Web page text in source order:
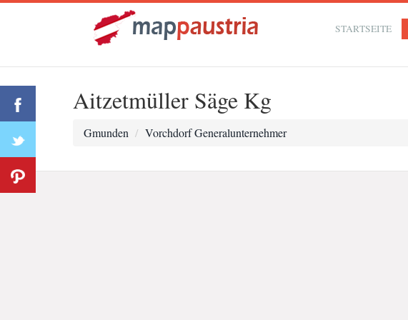
STARTSEITE
Aitzetmüller Säge Kg
Gmunden Vorchdorf Generalunternehmer